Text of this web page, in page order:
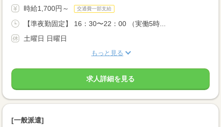
時給1,700円～ 交通費一部支給
【準夜勤固定】 16：30〜22：00 （実働5時...
土曜日 日曜日
もっと見る
求人詳細を見る
[一般派遣]